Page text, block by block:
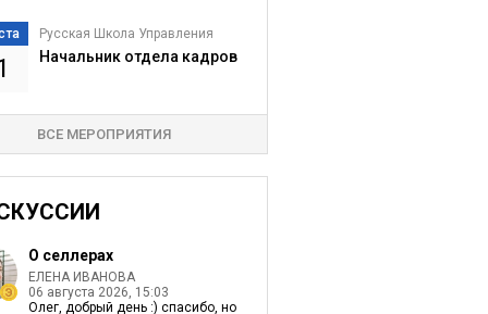
Русская Школа Управления
Начальник отдела кадров
ВСЕ МЕРОПРИЯТИЯ
О селлерах
ЕЛЕНА ИВАНОВА
06 августа 2026, 15:03
Олег, добрый день :) спасибо, но